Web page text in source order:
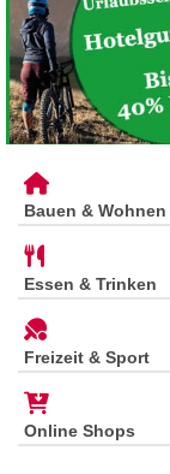
Bauen & Wohnen
Essen & Trinken
Freizeit & Sport
Online Shops